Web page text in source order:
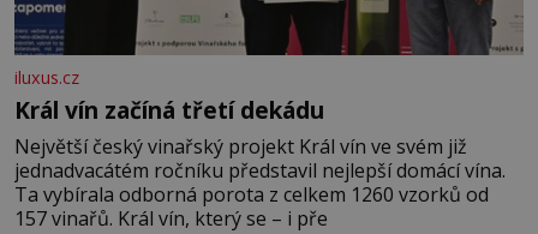
iluxus.cz
Král vín začíná třetí dekádu
Největší český vinařský projekt Král vín ve svém již
jednadvacátém ročníku představil nejlepší domácí vína.
Ta vybírala odborná porota z celkem 1260 vzorků od
157 vinařů. Král vín, který se – i pře